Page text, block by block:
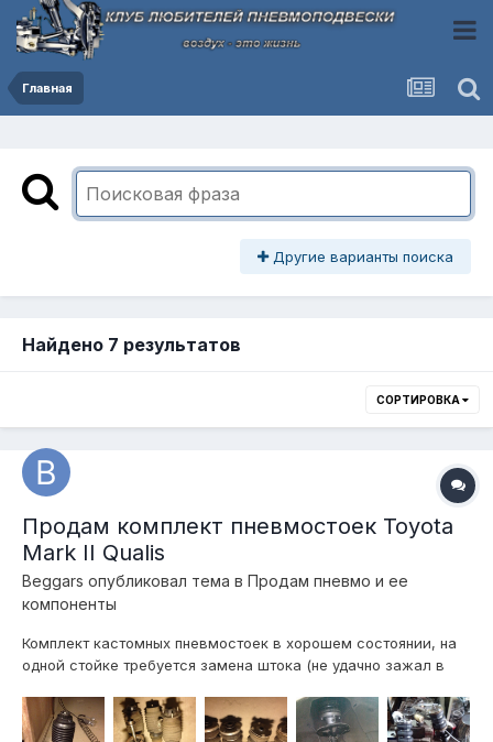
Главная
Другие варианты поиска
Найдено 7 результатов
СОРТИРОВКА
Продам комплект пневмостоек Toyota
Mark II Qualis
Beggars опубликовал тема в Продам пневмо и ее
компоненты
Комплект кастомных пневмостоек в хорошем состоянии, на
одной стойке требуется замена штока (не удачно зажал в
разборные) и подушек от грузовика Скания (пожарка),
подушки закрыты защитными резиновыми гофрами .Отходили